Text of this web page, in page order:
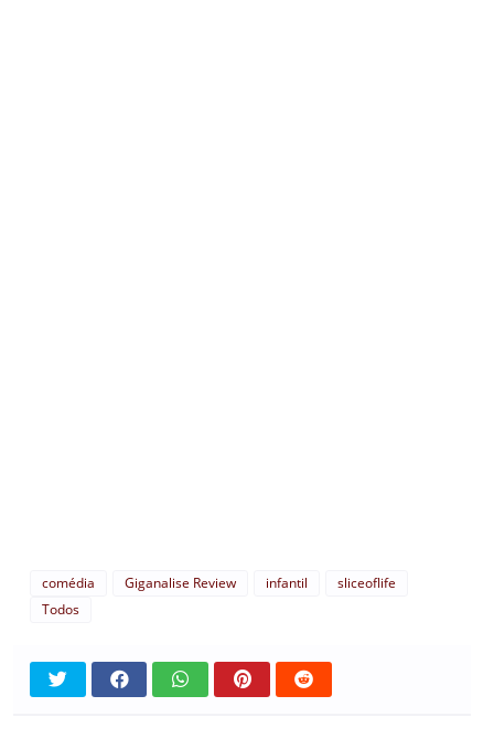
comédia Giganalise Review infantil
sliceoflife
Todos